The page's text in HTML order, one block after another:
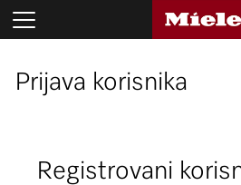
Prijava korisnika
Registrovani